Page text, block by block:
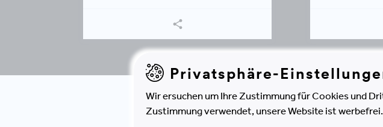
Privatsphäre-
Wir ersuchen um Ihre Zustimmung für Cookies und
Zustimmung verwendet, unsere Website ist